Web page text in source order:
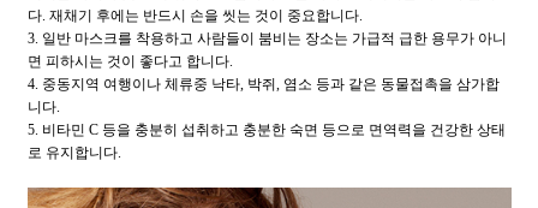
다. 재채기 후에는 반드시 손을 씻는 것이 중요합니다.
3. 일반 마스크를 착용하고 사람들이 붐비는 장소는 가급적 급한 용무가 아니
면 피하시는 것이 좋다고 합니다.
4. 중동지역 여행이나 체류중 낙타, 박쥐, 염소 등과 같은 동물접촉을 삼가합
니다.
5. 비타민 C 등을 충분히 섭취하고 충분한 숙면 등으로 면역력을 건강한 상태
로 유지합니다.